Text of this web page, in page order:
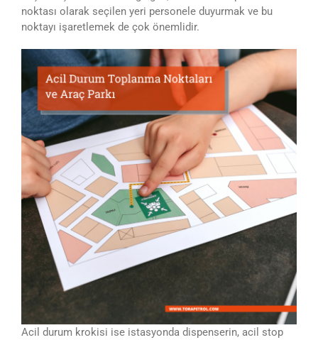
noktası olarak seçilen yeri personele duyurmak ve bu
noktayı işaretlemek de çok önemlidir.
Acil durum krokisi ise istasyonda dispenserin, acil stop